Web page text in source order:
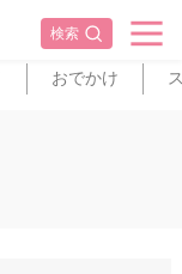
検索
おでかけ